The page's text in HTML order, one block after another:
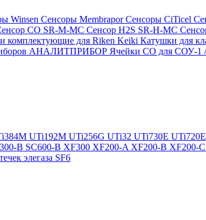
Winsen Сенсоры MembraporСенсоры CiTicel
CO SR-M-MC Сенсор H2S SR-H-MC
комплектующие для Riken Keiki Катушки для
АНАЛИТПРИБОР Ячейки CO для СОУ-1
UTi192M UTi256G UTi32 UTi730E UTi720E
B SC600-B XF300 XF200-A XF200-B XF200-C
элегаза SF6